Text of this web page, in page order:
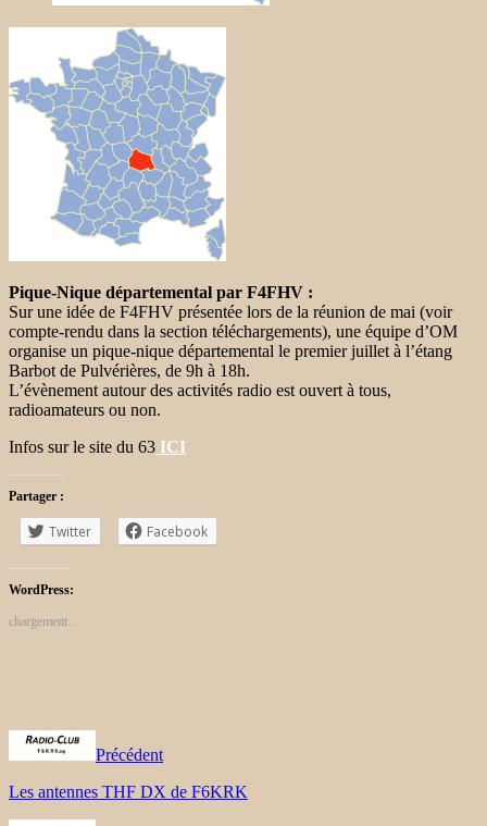
Pique-Nique départemental par F4FHV :
Sur une idée de F4FHV présentée lors de la réunion de mai (voir
compte-rendu dans la section téléchargements), une équipe d’OM
organise un pique-nique départemental le premier juillet à l’étang
Barbot de Pulvérières, de 9h à 18h.
L’évènement autour des activités radio est ouvert à tous,
radioamateurs ou non.
Infos sur le site du 63 ICI
Partager :
Twitter Facebook
WordPress:
chargement…
Précédent
Les antennes THF DX de F6KRK